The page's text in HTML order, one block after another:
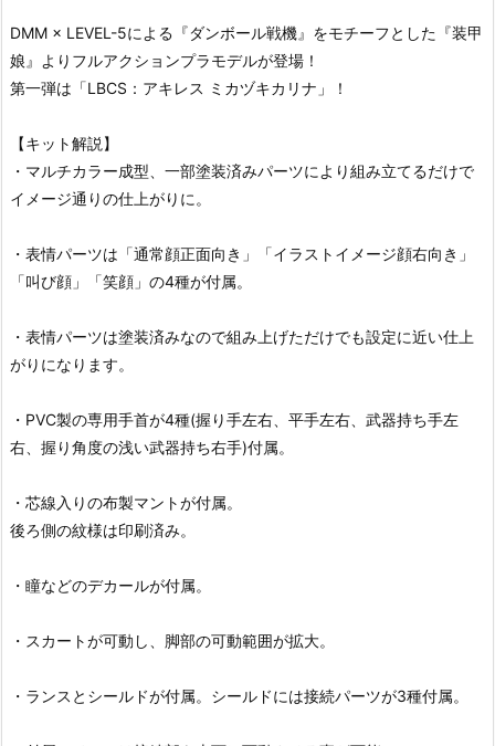
DMM × LEVEL-5による『ダンボール戦機』をモチーフとした『装甲
娘』よりフルアクションプラモデルが登場！
第一弾は「LBCS：アキレス ミカヅキカリナ」！
【キット解説】
・マルチカラー成型、一部塗装済みパーツにより組み立てるだけで
イメージ通りの仕上がりに。
・表情パーツは「通常顔正面向き」「イラストイメージ顔右向き」
「叫び顔」「笑顔」の4種が付属。
・表情パーツは塗装済みなので組み上げただけでも設定に近い仕上
がりになります。
・PVC製の専用手首が4種(握り手左右、平手左右、武器持ち手左
右、握り角度の浅い武器持ち右手)付属。
・芯線入りの布製マントが付属。
後ろ側の紋様は印刷済み。
・瞳などのデカールが付属。
・スカートが可動し、脚部の可動範囲が拡大。
・ランスとシールドが付属。シールドには接続パーツが3種付属。